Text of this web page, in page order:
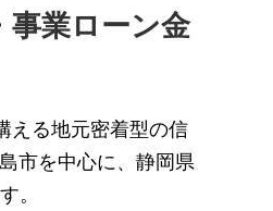
事業ローン金
る地元密着型の信
市を中心に、静岡県
。